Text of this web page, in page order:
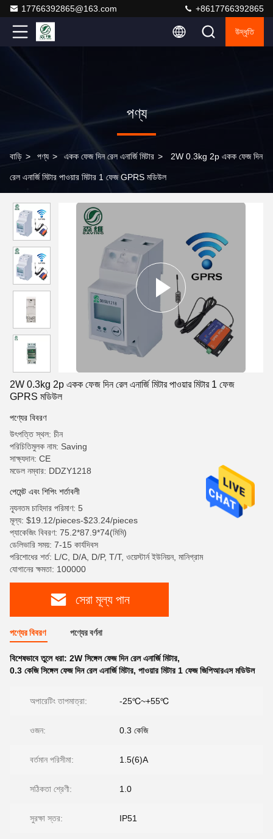
17766392865@163.com +8617766392865
উদ্ধৃতি
পণ্য
বাড়ি > পণ্য > একক ফেজ দিন রেল এনার্জি মিটার > 2W 0.3kg 2p একক ফেজ দিন
রেল এনার্জি মিটার পাওয়ার মিটার 1 ফেজ GPRS মডিউল
2W 0.3kg 2p একক ফেজ দিন রেল এনার্জি মিটার পাওয়ার মিটার 1 ফেজ
GPRS মডিউল
পণ্যের বিবরণ
উৎপত্তি স্থল: চীন
পরিচিতিমুলক নাম: Saving
সাক্ষ্যদান: CE
মডেল নম্বার: DDZY1218
পেমেন্ট এবং শিপিং শর্তাবলী
ন্যূনতম চাহিদার পরিমাণ: 5
মূল্য: $19.12/pieces-$23.24/pieces
প্যাকেজিং বিবরণ: 75.2*87.9*74(মিমি)
ডেলিভারি সময়: 7-15 কার্যদিবস
পরিশোধের শর্ত: L/C, D/A, D/P, T/T, ওয়েস্টার্ন ইউনিয়ন, মানিগ্রাম
যোগানের ক্ষমতা: 100000
সেরা মূল্য পান
পণ্যের বিবরণ পণ্যের বর্ণনা
বিশেষভাবে তুলে ধরা: 2W সিঙ্গেল ফেজ দিন রেল এনার্জি মিটার,
0.3 কেজি সিঙ্গেল ফেজ দিন রেল এনার্জি মিটার, পাওয়ার মিটার 1 ফেজ জিপিআরএস মডিউল
অপারেটিং তাপমাত্রা: -25℃~+55℃
ওজন: 0.3 কেজি
বর্তমান পরিসীমা: 1.5(6)A
সঠিকতা শ্রেণী: 1.0
সুরক্ষা স্তর: IP51